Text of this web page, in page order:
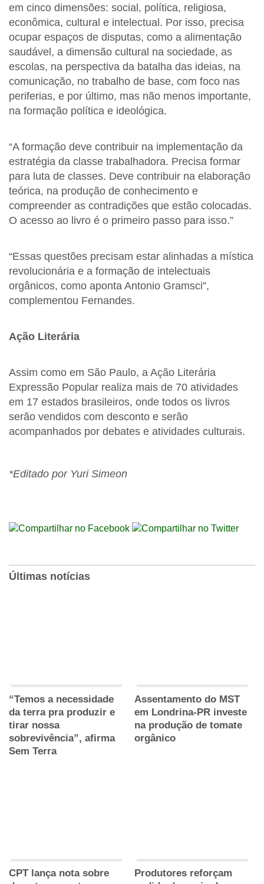
em cinco dimensões: social, política, religiosa,
econômica, cultural e intelectual. Por isso, precisa
ocupar espaços de disputas, como a alimentação
saudável, a dimensão cultural na sociedade, as
escolas, na perspectiva da batalha das ideias, na
comunicação, no trabalho de base, com foco nas
periferias, e por último, mas não menos importante,
na formação política e ideológica.
“A formação deve contribuir na implementação da
estratégia da classe trabalhadora. Precisa formar
para luta de classes. Deve contribuir na elaboração
teórica, na produção de conhecimento e
compreender as contradições que estão colocadas.
O acesso ao livro é o primeiro passo para isso.”
“Essas questões precisam estar alinhadas a mística
revolucionária e a formação de intelectuais
orgânicos, como aponta Antonio Gramsci”,
complementou Fernandes.
Ação Literária
Assim como em São Paulo, a Ação Literária
Expressão Popular realiza mais de 70 atividades
em 17 estados brasileiros, onde todos os livros
serão vendidos com desconto e serão
acompanhados por debates e atividades culturais.
*Editado por Yuri Simeon
Últimas notícias
“Temos a necessidade
da terra pra produzir e
tirar nossa
sobrevivência”, afirma
Sem Terra
Assentamento do MST
em Londrina-PR investe
na produção de tomate
orgânico
CPT lança nota sobre
Produtores reforçam